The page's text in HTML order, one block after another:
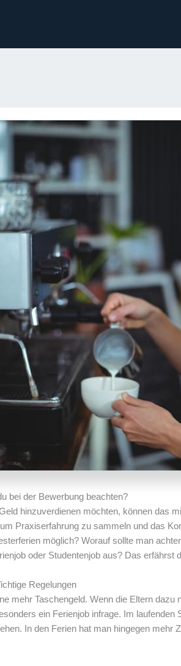
bei der Bewerbung beachten?
hinzuverdienen möchten, können das
Praxiserfahrung zu sammeln und das
möglich? Worauf sollte man
oder Studentenjob aus? Das erfährst
Regelungen
mehr Taschengeld. Wenn die Eltern
ein Ferienjob infrage. Im
In den Ferien hat man hingegen mehr